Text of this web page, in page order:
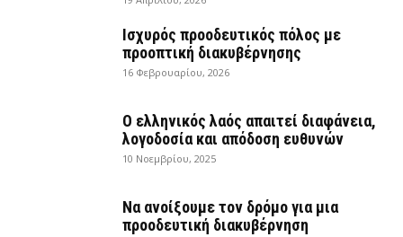
Ισχυρός προοδευτικός πόλος με
προοπτική διακυβέρνησης
16 Φεβρουαρίου, 2026
Ο ελληνικός λαός απαιτεί διαφάνεια,
λογοδοσία και απόδοση ευθυνών
10 Νοεμβρίου, 2025
Να ανοίξουμε τον δρόμο για μια
προοδευτική διακυβέρνηση